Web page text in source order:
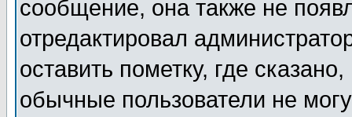
сообщение, она также не
отредактировал
оставить пометку, где
обычные пользователи не